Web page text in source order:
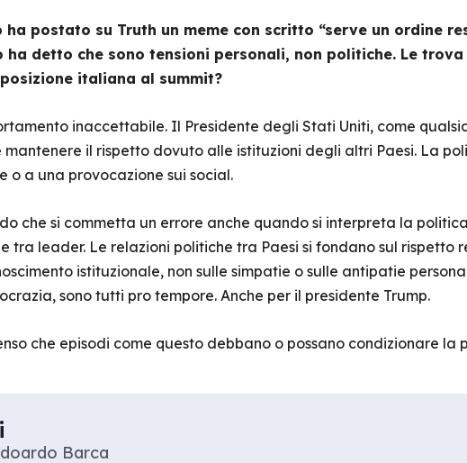
ha postato su Truth un meme con scritto “serve un ordine
ha detto che sono tensioni personali, non politiche. Le trova
italiana al summit?
inaccettabile. Il Presidente degli Stati Uniti, come
mantenere il rispetto dovuto alle istituzioni degli altri Paesi. La
o a una provocazione sui social.
che si commetta un errore anche quando si interpreta la
tra leader. Le relazioni politiche tra Paesi si fondano sul rispetto
istituzionale, non sulle simpatie o sulle antipatie
sono tutti pro tempore. Anche per il presidente Trump.
che episodi come questo debbano o possano condizionare la
Barca